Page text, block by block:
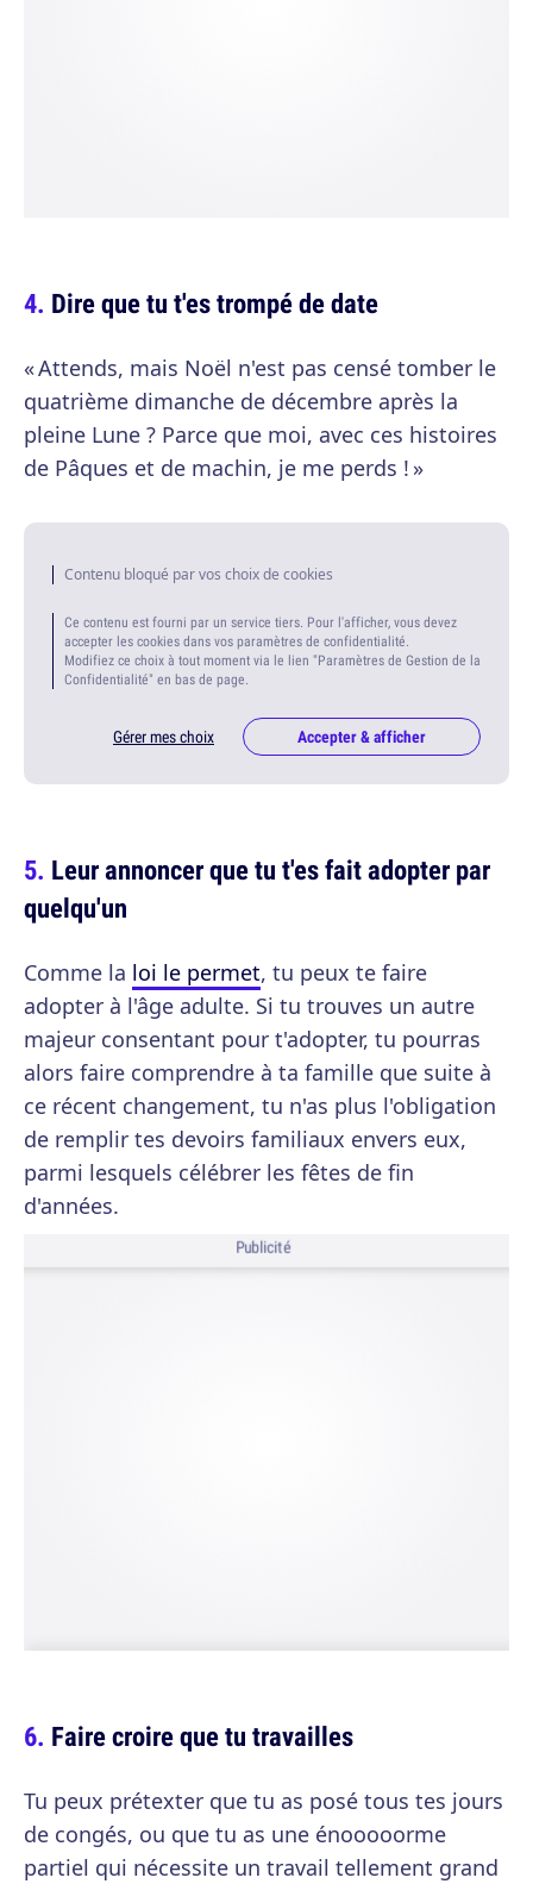
Dire que tu t'es trompé de date
« Attends, mais Noël n'est pas censé tomber le
quatrième dimanche de décembre après la
pleine Lune ? Parce que moi, avec ces histoires
de Pâques et de machin, je me perds ! »
Contenu bloqué par vos choix de cookies
Ce contenu est fourni par un service tiers. Pour l'afficher, vous devez
accepter les cookies dans vos paramètres de confidentialité.
Modifiez ce choix à tout moment via le lien "Paramètres de Gestion de la
Confidentialité" en bas de page.
Gérer mes choix Accepter & afficher
Leur annoncer que tu t'es fait adopter par
quelqu'un
Comme la loi le permet, tu peux te faire
adopter à l'âge adulte. Si tu trouves un autre
majeur consentant pour t'adopter, tu pourras
alors faire comprendre à ta famille que suite à
ce récent changement, tu n'as plus l'obligation
de remplir tes devoirs familiaux envers eux,
parmi lesquels célébrer les fêtes de fin
d'années.
Publicité
Faire croire que tu travailles
Tu peux prétexter que tu as posé tous tes jours
de congés, ou que tu as une énooooorme
partiel qui nécessite un travail tellement grand